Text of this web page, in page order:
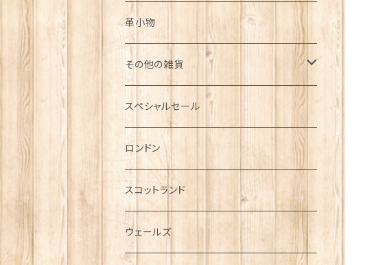
革小物
その他の雑貨
ミニカー
チャーム
犬グッズ
傘
スペシャルセール
ロンドン
スコットランド
ウェールズ